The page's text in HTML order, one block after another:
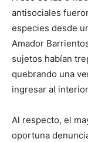
antisociales
especies desde
Amador
sujetos habían
quebrando una
ingresar al
Al respecto, el
oportuna